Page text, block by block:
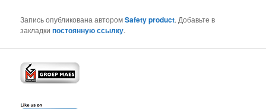
Запись опубликована авторомSafety product. Добавьте в
закладкипостоянную ссылку.